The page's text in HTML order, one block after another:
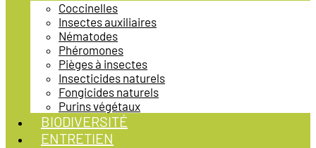
Coccinelles
Insectes auxiliaires
Nématodes
Phéromones
Pièges à insectes
Insecticides naturels
Fongicides naturels
Purins végétaux
BIODIVERSITÉ
ENTRETIEN